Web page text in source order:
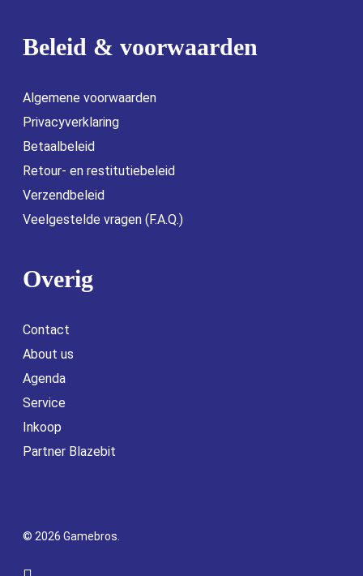
Beleid & voorwaarden
Algemene voorwaarden
Privacyverklaring
Betaalbeleid
Retour- en restitutiebeleid
Verzendbeleid
Veelgestelde vragen (F.A.Q.)
Overig
Contact
About us
Agenda
Service
Inkoop
Partner Blazebit
© 2026 Gamebros.